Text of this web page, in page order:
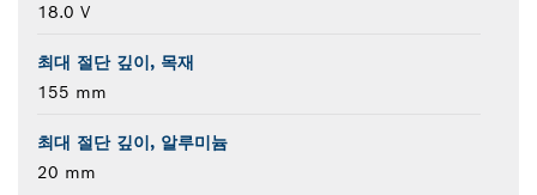
18.0 V
최대 절단 깊이, 목재
155 mm
최대 절단 깊이, 알루미늄
20 mm